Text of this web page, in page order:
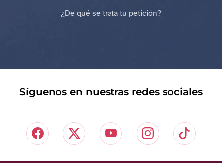
¿De qué se trata tu petición?
Síguenos en nuestras redes sociales